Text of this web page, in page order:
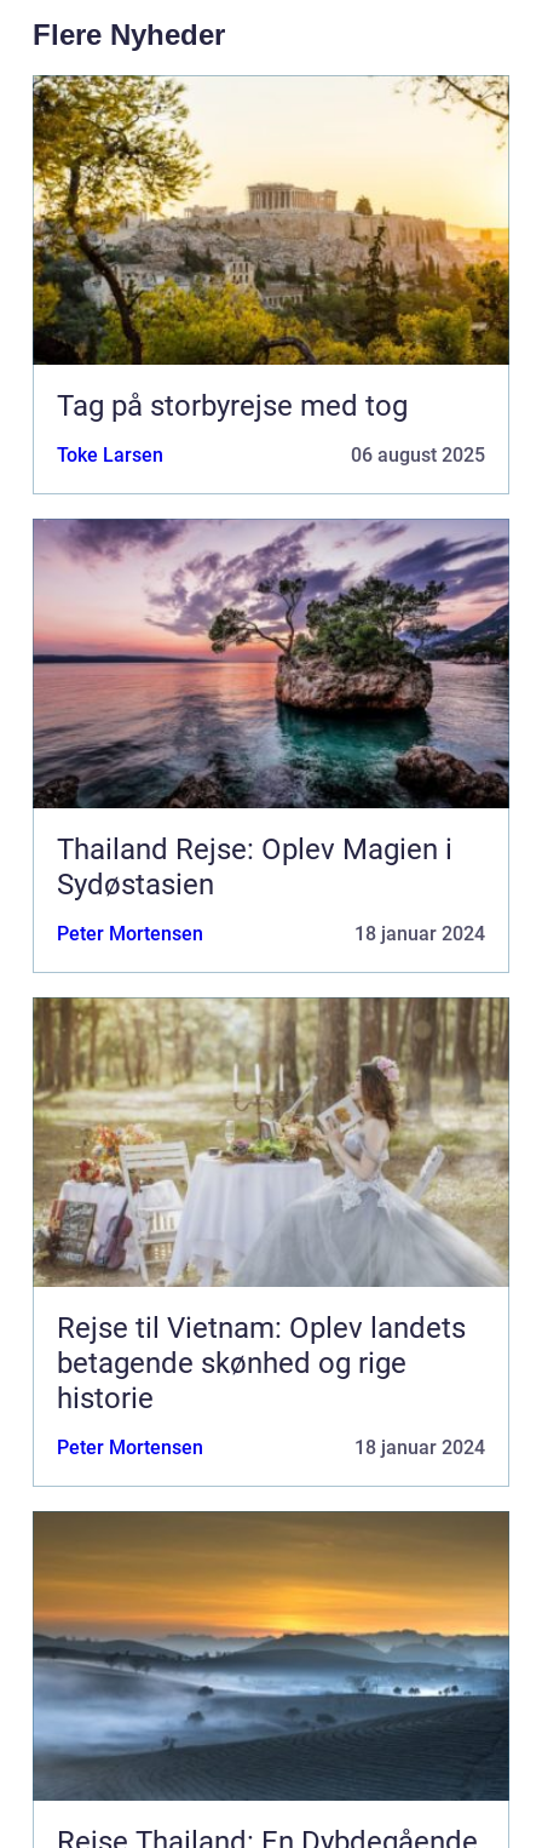
Flere Nyheder
Tag på storbyrejse med tog
Toke Larsen 06 august 2025
Thailand Rejse: Oplev Magien i
Sydøstasien
Peter Mortensen 18 januar 2024
Rejse til Vietnam: Oplev landets
betagende skønhed og rige
historie
Peter Mortensen 18 januar 2024